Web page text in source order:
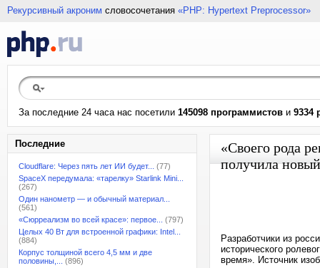
Рекурсивный акроним словосочетания «PHP: Hypertext Preprocessor»
За последние 24 часа нас посетили 145098 программистов и 9334
Последние
Cloudflare: Через пять лет ИИ будет...
(77)
SpaceX передумала: «тарелку» Starlink Mini...
(267)
Один нанометр — и обычный материал...
(561)
«Сюрреализм во всей красе»: первое...
(797)
Целых 40 Вт для встроенной графики: Intel...
(884)
Корпус толщиной всего 4,5 мм и две
половины,...
(896)
«Своего рода
получила
Разработчики из
исторического
время». Источник